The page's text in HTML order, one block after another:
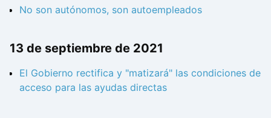
No son autónomos, son autoempleados
13 de septiembre de 2021
El Gobierno rectifica y "matizará" las condiciones de
acceso para las ayudas directas